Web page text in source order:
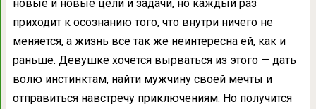
новые и новые цели и задачи, но каждый раз
приходит к осознанию того, что внутри ничего не
меняется, а жизнь все так же неинтересна ей, как и
раньше. Девушке хочется вырваться из этого — дать
волю инстинктам, найти мужчину своей мечты и
отправиться навстречу приключениям. Но получится